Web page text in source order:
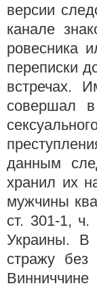
версии
канале
ровесника
переписки
встречах.
совершал в
данным
хранил их
мужчины
ст. 301-1, ч.
Украины. В
стражу без